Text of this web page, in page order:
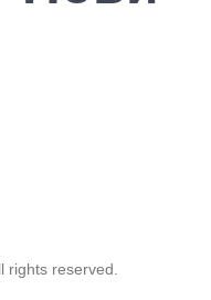
rights reserved.